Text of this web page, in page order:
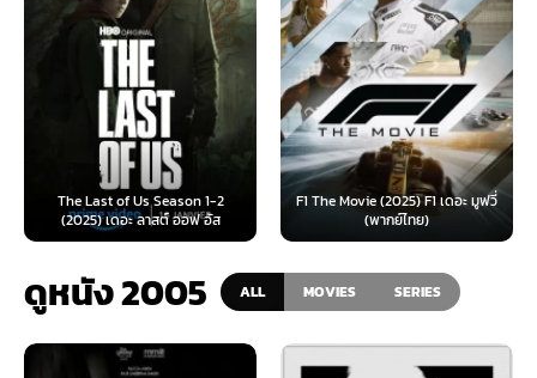
F1 The Movie (2025) F1 เดอะ มูฟวี่
(พากย์ไทย)
Furiosa: A Mad Max Saga (2024)
ฟูริโอซ่า: มหากาพย์...
ดูหนัง 2005 ALL MOVIES SERIES